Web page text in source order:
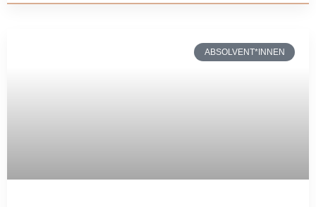
ABSOLVENT*INNEN